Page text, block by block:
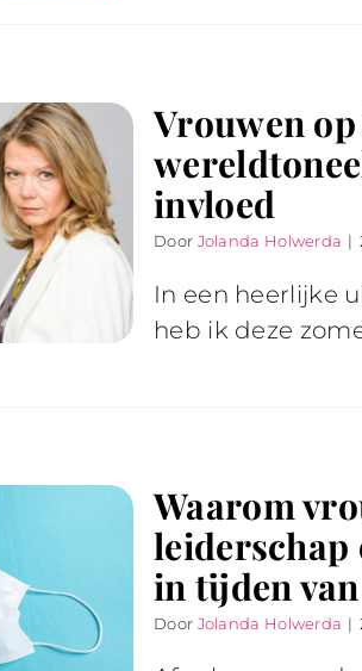
Vrouwen
invloed
Door Jolanda Holwerda |
In een heerlijke
heb ik deze
Waarom
leiderschap
in tijden
Door Jolanda Holwerda |